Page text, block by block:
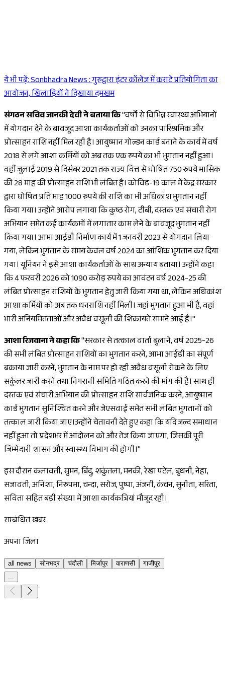
Sponsored
ये भी पढ़ें:Sonbhadra News : गुरुद्वारा इंटर कॉलेज में कराटे प्रतियोगिता का
आयोजन, खिलाड़ियों ने दिखाया दमखम
संगठन सचिव जानकी देवी ने बताया कि"वर्षों से विभिन्न स्वास्थ्य अभियानों
में योगदान देने के बावजूद आशा कार्यकर्ताओं को उनका पारिश्रमिक और
प्रोत्साहन राशि नहीं मिल रही है। आयुष्मान गोल्डन कार्ड बनाने के कार्य में वर्ष
2018 से लगे आशा कर्मियों को अब तक एक रुपये का भी भुगतान नहीं हुआ।
वहीं जुलाई 2019 से दिसंबर 2021 तक राज्य वित्त से घोषित 750 रुपये मासिक
की 28 माह की प्रोत्साहन राशि भी लंबित है। कोविड-19 काल में केंद्र सरकार
द्वारा घोषित प्रति माह 1000 रुपये की राशि का भी अधिकांश भुगतान नहीं
किया गया। उन्होंने आरोप लगाया कि कुष्ठ रोग, टीबी, दस्तक एवं संचारी रोग
अभियान समेत कई कार्यक्रमों में लगातार काम लेने के बावजूद भुगतान नहीं
किया गया। आभा आईडी निर्माण कार्य में 1 जनवरी 2023 से योगदान लिया
गया, लेकिन भुगतान के समय केवल वर्ष 2024 का आंशिक भुगतान कर दिया
गया। यूनियन ने इसे आशा कार्यकर्ताओं के साथ अन्याय बताया। उन्होंने कहा
कि 4 फरवरी 2026 को 1090 करोड़ रुपये का आवंटन वर्ष 2024-25 की
लंबित प्रोत्साहन राशियों के भुगतान हेतु जारी किया गया था, लेकिन अधिकांश
आशा कर्मियों को अब तक धनराशि नहीं मिली। जहां भुगतान हुआ भी है, वहां
भारी अनियमितताओं और अवैध वसूली की शिकायतें सामने आई हैं।"
आशा रिजवाना ने कहा कि"सरकार से तत्काल वार्ता बुलाने, वर्ष 2025-26
की सभी लंबित प्रोत्साहन राशियों का भुगतान करने, आभा आईडी का संपूर्ण
बकाया जारी करने, भुगतान के नाम पर हो रही अवैध वसूली रोकने के लिए
सर्कुलर जारी करने तथा निगरानी समिति गठित करने की मांग की है। साथ ही
दस्तक एवं संचारी अभियान की प्रोत्साहन राशि सार्वजनिक करने, आयुष्मान
कार्ड भुगतान सुनिश्चित करने और जेएसवाई समेत सभी लंबित भुगतानों को
तत्काल जारी किया जाए।उन्होंने चेतावनी देते हुए कहा कि यदि जल्द समाधान
नहीं हुआ तो प्रदेशभर में आंदोलन को और तेज किया जाएगा, जिसकी पूरी
जिम्मेदारी शासन और स्वास्थ्य विभाग की होगी।"
इस दौरान कलावती, सुमन, बिंदु, शकुंतला, मनकी, रेखा पटेल, बुधनी, नेहा,
सजावती, अनिशा, निरुपमा, चन्दा, सरोज, पुष्पा, अंजनी, कंचन, सुनीता, सरिता,
सविता सहित बड़ी संख्या में आशा कार्यकत्रियां मौजूद रही।
सम्बंधित खबर
अपना जिला
all news सोनभद्र चंदौली मिर्जापुर वाराणसी
गाजीपुर
...